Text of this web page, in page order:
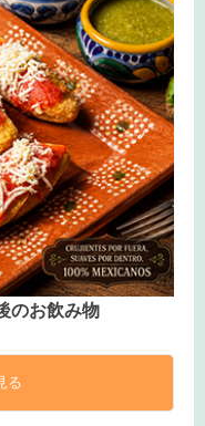
のお飲み物
る